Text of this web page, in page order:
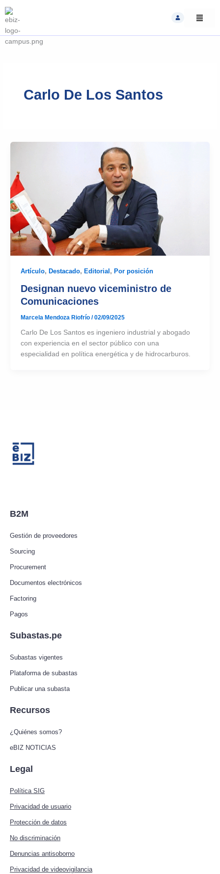
to
content
Carlo De Los Santos
Artículo, Destacado, Editorial, Por posición
Designan nuevo viceministro de
Comunicaciones
Marcela Mendoza Riofrío /02/09/2025
Carlo De Los Santos es ingeniero industrial y abogado
con experiencia en el sector público con una
especialidad en política energética y de hidrocarburos.
B2M
Gestión de proveedores
Sourcing
Procurement
Documentos electrónicos
Factoring
Pagos
Subastas.pe
Subastas vigentes
Plataforma de subastas
Publicar una subasta
Recursos
¿Quiénes somos?
eBIZ NOTICIAS
Legal
Política SIG
Privacidad de usuario
Protección de datos
No discriminación
Denuncias antisoborno
Privacidad de videovigilancia